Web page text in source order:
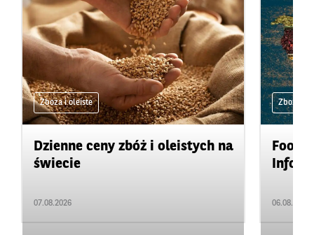
Zboża i oleiste
Dzienne ceny zbóż i oleistych na
świecie
07.08.2026
Zboża i
06.08.2026